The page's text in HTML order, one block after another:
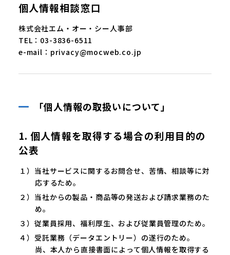
個人情報相談窓口
株式会社エム・オー・シー人事部
TEL：03-3836-6511
e-mail：privacy@mocweb.co.jp
「個人情報の取扱いについて」
1. 個人情報を取得する場合の利用目的の
公表
１）当社サービスに関するお問合せ、苦情、相談等に対
応するため。
２）当社からの製品・商品等の発送および請求業務のた
め。
３）従業員採用、福利厚生、および従業員管理のため。
４）受託業務（データエントリー）の遂行のため。
尚、本人から直接書面によって個人情報を取得する